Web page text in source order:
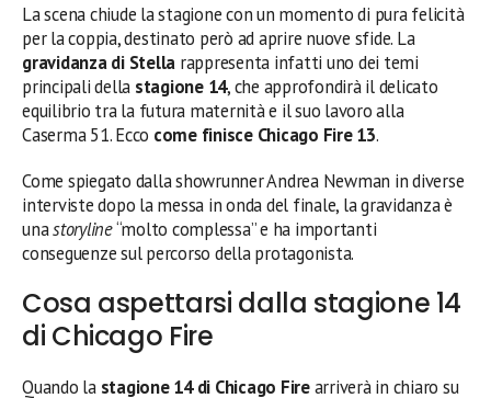
La scena chiude la stagione con un momento di pura felicità
per la coppia, destinato però ad aprire nuove sfide. La
gravidanza di Stella rappresenta infatti uno dei temi
principali della stagione 14, che approfondirà il delicato
equilibrio tra la futura maternità e il suo lavoro alla
Caserma 51. Ecco come finisce Chicago Fire 13.
Come spiegato dalla showrunner Andrea Newman in diverse
interviste dopo la messa in onda del finale, la gravidanza è
unastoryline“molto complessa” e ha importanti
conseguenze sul percorso della protagonista.
Cosa aspettarsi dalla stagione 14
di Chicago Fire
Quando la stagione 14 di Chicago Firearriverà in chiaro su